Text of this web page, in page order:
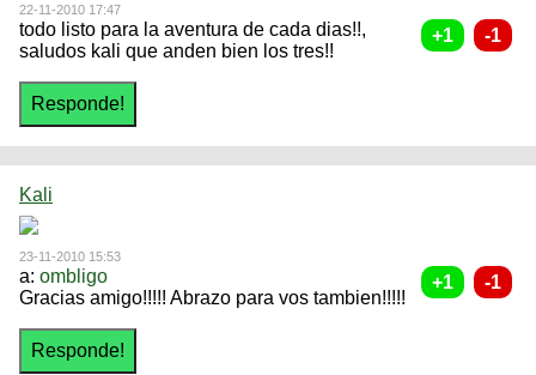
22-11-2010 17:47
todo listo para la aventura de cada dias!!,
saludos kali que anden bien los tres!!
Kali
23-11-2010 15:53
a: ombligo
Gracias amigo!!!!! Abrazo para vos tambien!!!!!